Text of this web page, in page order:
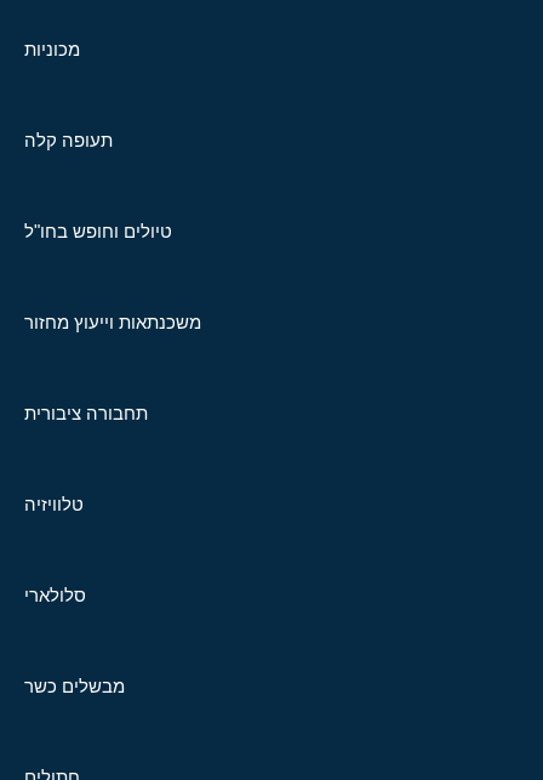
מכוניות
תעופה קלה
טיולים וחופש בחו"ל
משכנתאות וייעוץ מחזור
תחבורה ציבורית
טלוויזיה
סלולארי
מבשלים כשר